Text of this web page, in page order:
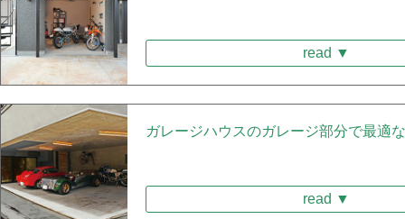
read ▼
ガレージハウスのガレージ部分で最適
read ▼